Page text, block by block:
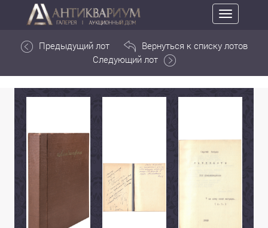
Toggle
navigation
Предыдущий лот
Вернуться к списку лотов
Следующий лот